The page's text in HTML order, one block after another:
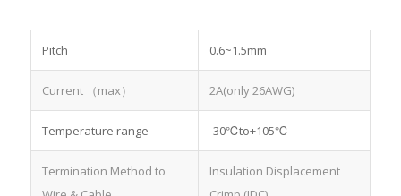
Pitch 0.6~1.5mm
Current （max） 2A(only 26AWG)
Temperature range -30℃to+105℃
Termination Method to
Insulation Displacement